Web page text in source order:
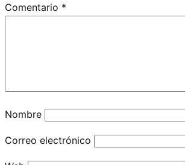
Comentario *
Nombre
Correo electrónico